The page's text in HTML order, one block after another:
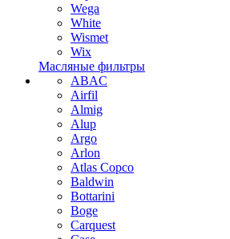
Wega
White
Wismet
Wix
Масляные фильтры
ABAC
Airfil
Almig
Alup
Argo
Arlon
Atlas Copco
Baldwin
Bottarini
Boge
Carquest